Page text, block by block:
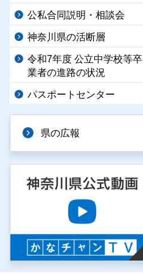
公私合同説明・相談会
神奈川県の活断層
令和7年度 公立中学校等卒
業者の進路の状況
パスポートセンター
県の広報